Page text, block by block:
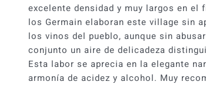
2023
cantidad
excelente densidad y muy largos en
los Germain elaboran este village sin
los vinos del pueblo, aunque sin
conjunto un aire de delicadeza
Esta labor se aprecia en la elegante
armonía de acidez y alcohol. Muy